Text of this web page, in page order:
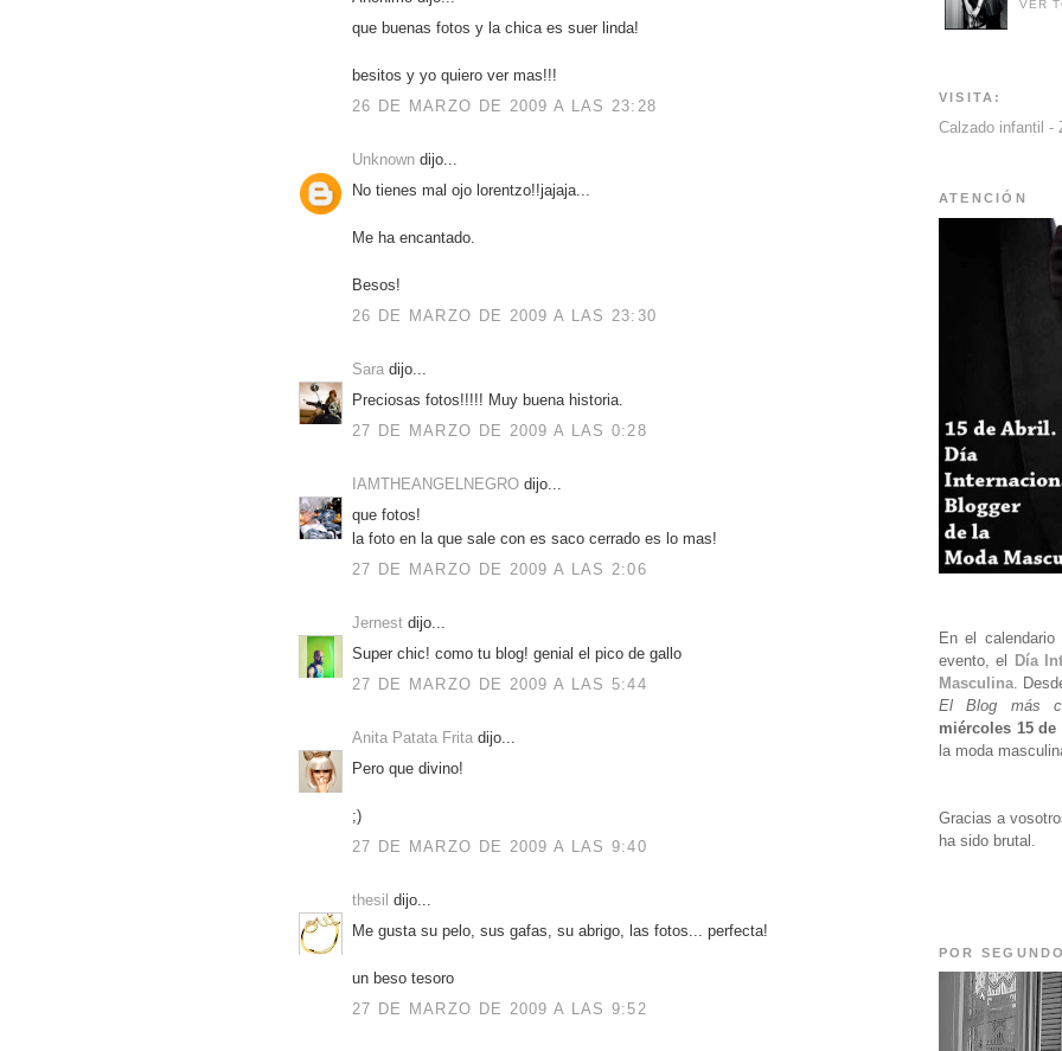
que buenas fotos y la chica es suer linda!
besitos y yo quiero ver mas!!!
26 DE MARZO DE 2009 A LAS 23:28
Unknown dijo...
No tienes mal ojo lorentzo!!jajaja...
Me ha encantado.
Besos!
26 DE MARZO DE 2009 A LAS 23:30
Sara dijo...
Preciosas fotos!!!!! Muy buena historia.
27 DE MARZO DE 2009 A LAS 0:28
IAMTHEANGELNEGRO dijo...
que fotos!
la foto en la que sale con es saco cerrado es lo mas!
27 DE MARZO DE 2009 A LAS 2:06
Jernest dijo...
Super chic! como tu blog! genial el pico de gallo
27 DE MARZO DE 2009 A LAS 5:44
Anita Patata Frita dijo...
Pero que divino!
;)
27 DE MARZO DE 2009 A LAS 9:40
thesil dijo...
Me gusta su pelo, sus gafas, su abrigo, las fotos... perfecta!
un beso tesoro
27 DE MARZO DE 2009 A LAS 9:52
VER
VISITA:
Calzado infantil -
ATENCIÓN
En el
evento, el Día
Masculina .
El Blog más
miércoles 15 de
la moda
Gracias a
ha sido brutal.
POR